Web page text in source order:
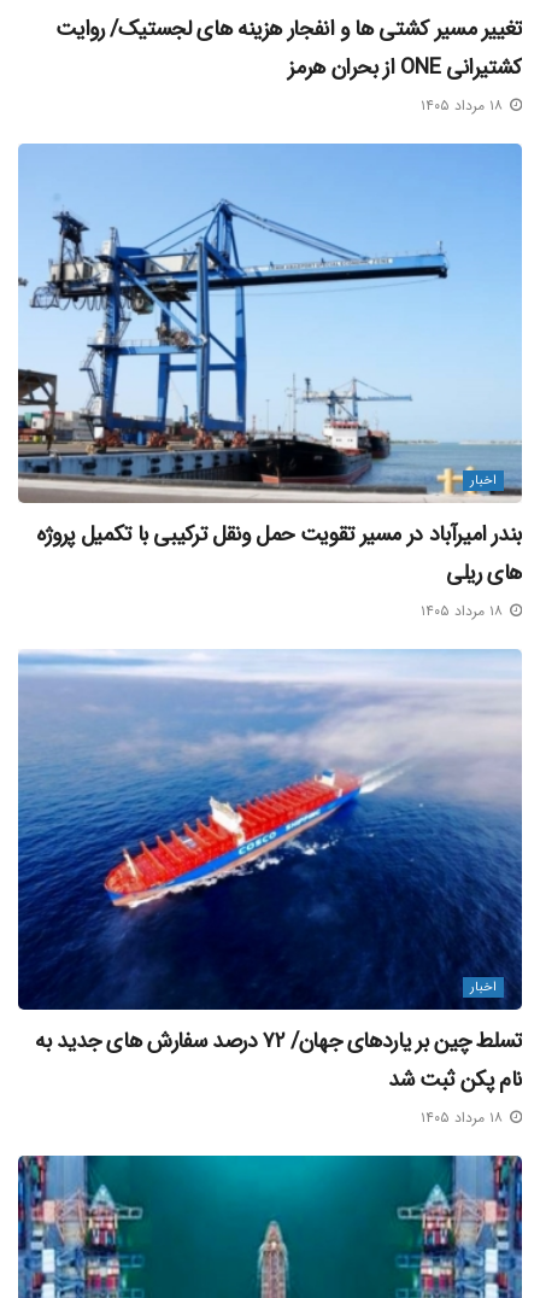
کرده، هدف قرار می دهد. ارتش یمن اعلام کرده که این عملیات تا
توقف تجاوزگری رژیم صهیونیستی علیه ملت فلسطین در نوار غزه
ادامه خواهد داشت.
بلاگ خبری مکران آریا دریا
بندر ایلات
تغییر مسیر کشتی‌ ها و انفجار هزینه‌ های لجستیک/ روایت
کشتیرانی ONE از بحران هرمز
اخبار
بندر امیرآباد در مسیر تقویت حمل‌ ونقل ترکیبی با تکمیل پروژه‌
های ریلی
اخبار
تسلط چین بر یاردهای جهان/ ۷۲ درصد سفارش‌ های جدید به
نام پکن ثبت شد